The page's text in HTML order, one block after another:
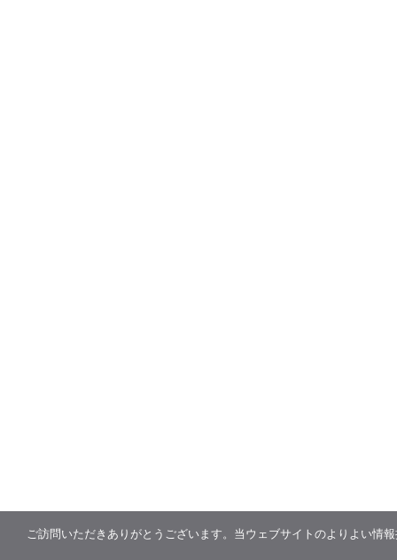
ご訪問いただきありがとうございます。当ウェブサイトのよりよい